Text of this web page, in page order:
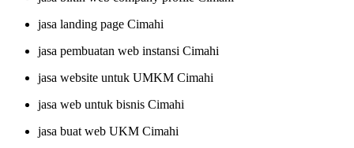
jasa landing page Cimahi
jasa pembuatan web instansi Cimahi
jasa website untuk UMKM Cimahi
jasa web untuk bisnis Cimahi
jasa buat web UKM Cimahi